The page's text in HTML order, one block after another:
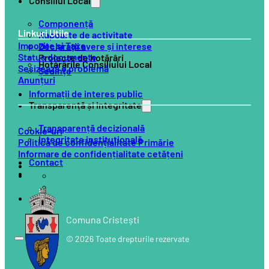
Componență
Rapoarte de activitate
Declarații avere și interese
Proiecte de hotărâri
Hotărârile Consiliului Local
Ședințe
Informații de interes public
Transparență și integritate
Transparență decizională
Integritate instituțională
Contact
Linkuri Utile
Impozite și Taxe
Status documente
Sesizează o problemă
Anunțuri
Comuna Cristești
© 2026 Toate drepturile rezervate
Cookie-uri
Politică de confidențialitate Primărie
Informare de confidențialitate cetățeni